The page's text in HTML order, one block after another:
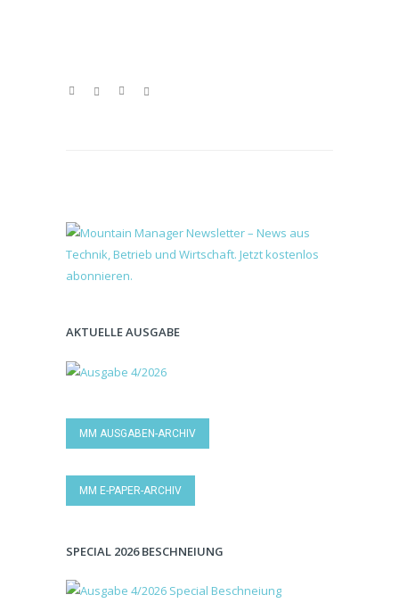
AKTUELLE AUSGABE
MM AUSGABEN-ARCHIV
MM E-PAPER-ARCHIV
SPECIAL 2026 BESCHNEIUNG